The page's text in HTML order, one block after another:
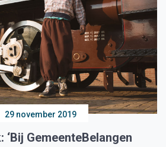
29 november 2019
‘Bij GemeenteBelangen